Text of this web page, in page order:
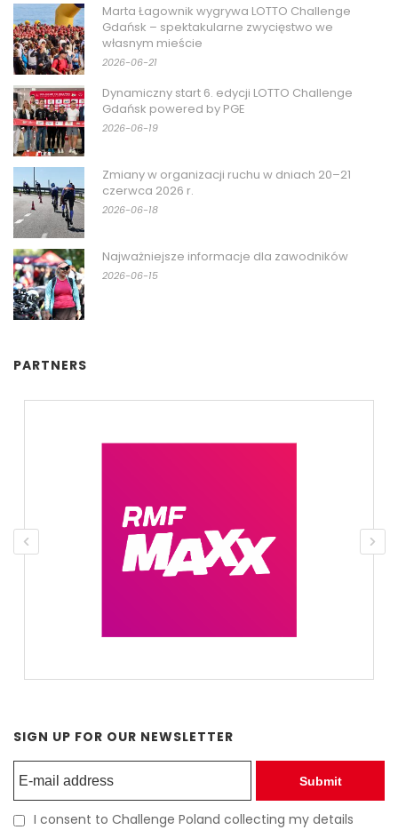
Marta Łagownik wygrywa LOTTO Challenge
Gdańsk – spektakularne zwycięstwo we
własnym mieście
2026-06-21
Dynamiczny start 6. edycji LOTTO Challenge
Gdańsk powered by PGE
2026-06-19
Zmiany w organizacji ruchu w dniach 20–21
czerwca 2026 r.
2026-06-18
Najważniejsze informacje dla zawodników
2026-06-15
PARTNERS
SIGN UP FOR OUR NEWSLETTER
Submit
I consent to Challenge Poland collecting my details